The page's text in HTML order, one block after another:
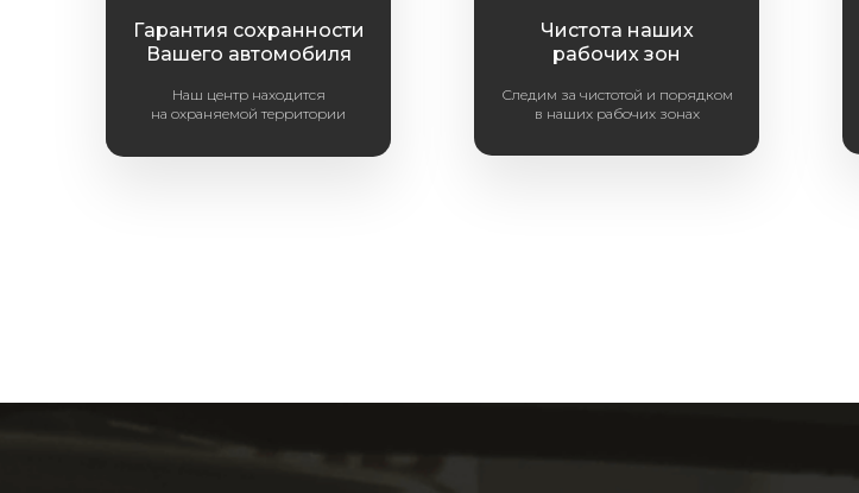
Гарантия сохранности
Вашего автомобиля
Наш центр находится
на охраняемой территории
Чистота наших
рабочих зон
Следим за чистотой и порядком
в наших рабочих зонах